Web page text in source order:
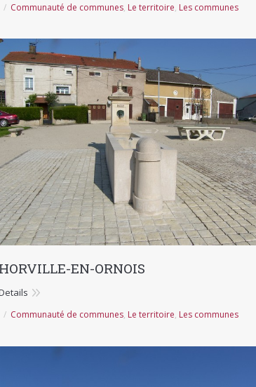
Communauté de communes, Le territoire, Les communes
HORVILLE-EN-ORNOIS
Communauté de communes, Le territoire, Les communes